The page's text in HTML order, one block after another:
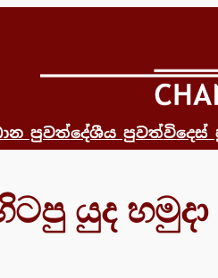
පුවත්දේශීය පුවත්විදෙස්
යුද